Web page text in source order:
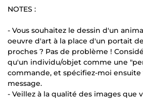
NOTES :
- Vous souhaitez le dessin d'un
oeuvre d'art à la place d'un portait
proches ? Pas de problème !
qu'un individu/objet comme une
commande, et spécifiez-moi
message.
- Veillez à la qualité des images que